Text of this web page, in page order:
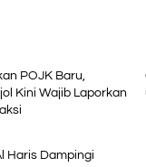
POJK Baru,
Kini Wajib Laporkan
Haris Dampingi